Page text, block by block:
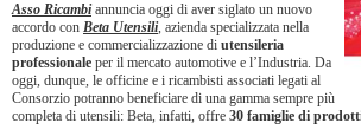
Asso Ricambiannuncia oggi di aver siglato un nuovo
accordo con Beta Utensili, azienda specializzata nella
produzione e commercializzazione di utensileria
professionale per il mercato automotive e l’Industria. Da
oggi, dunque, le officine e i ricambisti associati legati al
Consorzio potranno beneficiare di una gamma sempre più
completa di utensili: Beta, infatti, offre 30 famiglie di